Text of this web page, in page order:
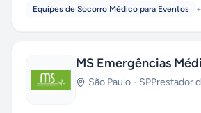
Equipes de Socorro Médico para Eventos
+
MS Emergências
São Paulo - SPPrestador